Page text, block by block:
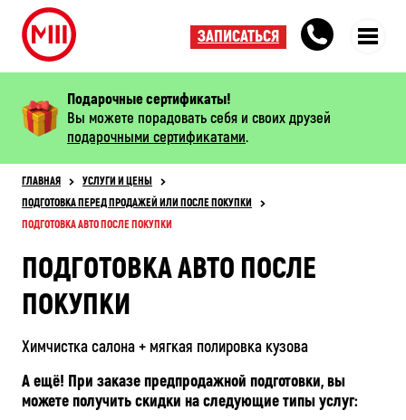
Подарочные сертификаты!
Вы можете порадовать себя и своих друзей
подарочными сертификатами.
ГЛАВНАЯ
УСЛУГИ И ЦЕНЫ
ПОДГОТОВКА ПЕРЕД ПРОДАЖЕЙ ИЛИ ПОСЛЕ ПОКУПКИ
ПОДГОТОВКА АВТО ПОСЛЕ ПОКУПКИ
ПОДГОТОВКА АВТО ПОСЛЕ
ПОКУПКИ
Химчистка салона + мягкая полировка кузова
А ещё! При заказе предпродажной подготовки, вы
можете получить скидки на следующие типы услуг:
ЗАПИСАТЬСЯ